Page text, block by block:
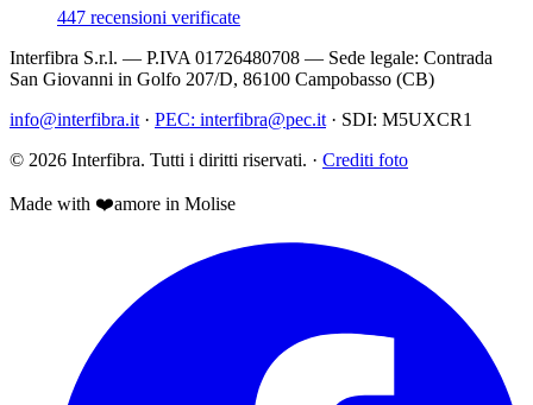
447 recensioni verificate
Interfibra S.r.l. — P.IVA 01726480708 — Sede legale: Contrada
San Giovanni in Golfo 207/D, 86100 Campobasso (CB)
info@interfibra.it · PEC: interfibra@pec.it · SDI: M5UXCR1
© 2026 Interfibra. Tutti i diritti riservati. · Crediti foto
Made with ❤️amore in Molise